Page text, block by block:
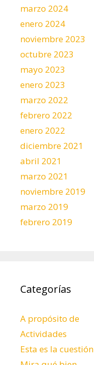
marzo 2024
enero 2024
noviembre 2023
octubre 2023
mayo 2023
enero 2023
marzo 2022
febrero 2022
enero 2022
diciembre 2021
abril 2021
marzo 2021
noviembre 2019
marzo 2019
febrero 2019
Categorías
A propósito de
Actividades
Esta es la cuestión